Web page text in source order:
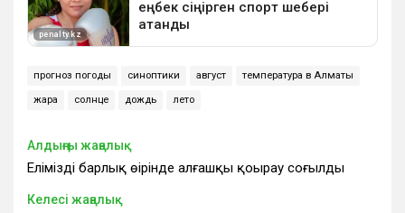
прогноз погоды синоптики август температура в Алматы
жара солнце дождь лето
Алдыңғы жаңалық
Еліміздің барлық өңірінде алғашқы қоңырау соғылды
Келесі жаңалық